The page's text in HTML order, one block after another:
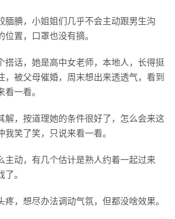
腼腆，小姐姐们几乎不会主动跟男生沟
置，口罩也没有摘。
搭话，她是高中女老师，本地人，长得挺
，被父母催婚，周末想出来透透气，看到
一看。
解，按道理她的条件很好了，怎么会来这
我笑了笑，只说来看一看。
主动，有几个估计是熟人约着一起过来
。
疼，想尽办法调动气氛，但都没啥效果。